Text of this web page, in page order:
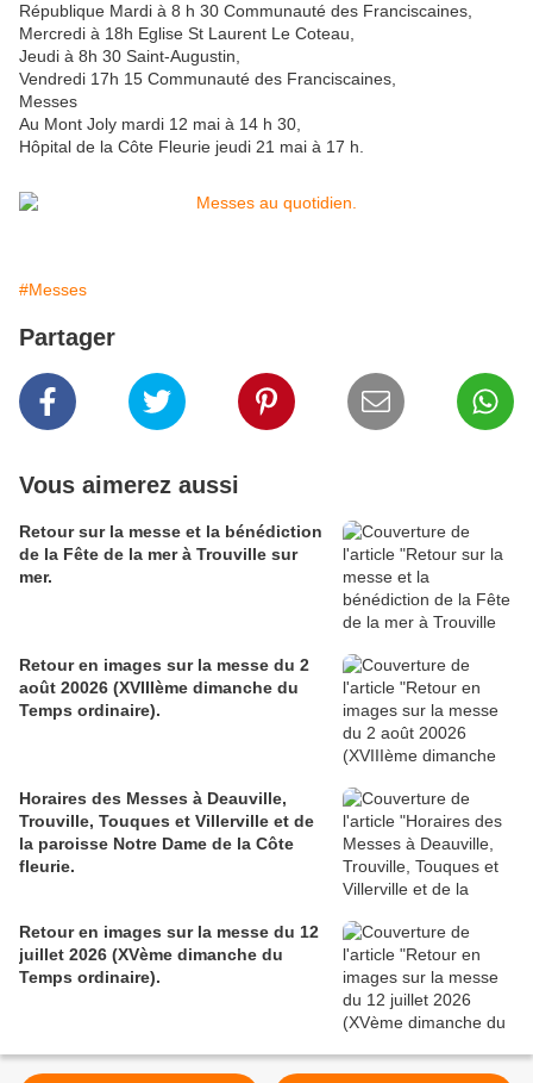
République Mardi à 8 h 30 Communauté des Franciscaines,
Mercredi à 18h Eglise St Laurent Le Coteau,
Jeudi à 8h 30 Saint-Augustin,
Vendredi 17h 15 Communauté des Franciscaines,
Messes
Au Mont Joly mardi 12 mai à 14 h 30,
Hôpital de la Côte Fleurie jeudi 21 mai à 17 h.
#Messes
Partager
Vous aimerez aussi
Retour sur la messe et la bénédiction
de la Fête de la mer à Trouville sur
mer.
Retour en images sur la messe du 2
août 20026 (XVIIIème dimanche du
Temps ordinaire).
Horaires des Messes à Deauville,
Trouville, Touques et Villerville et de
la paroisse Notre Dame de la Côte
fleurie.
Retour en images sur la messe du 12
juillet 2026 (XVème dimanche du
Temps ordinaire).